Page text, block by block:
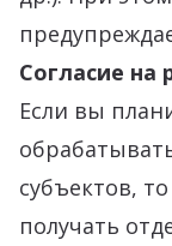
Согласие на
Если вы
субъектов,
получать